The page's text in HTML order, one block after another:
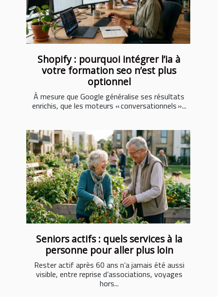
Shopify : pourquoi intégrer l’ia à
votre formation seo n’est plus
optionnel
À mesure que Google généralise ses résultats
enrichis, que les moteurs « conversationnels »...
Seniors actifs : quels services à la
personne pour aller plus loin
Rester actif après 60 ans n’a jamais été aussi
visible, entre reprise d’associations, voyages
hors...